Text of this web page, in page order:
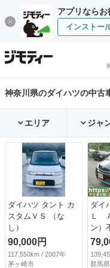
アプリならお
インストー
神奈川県のダイハツの中古
エリア ジャ
ダイハツ タント カ
スタムＶＳ （な
し）
90,000円
117,550km / 2007年
茅ヶ崎市
ダイ
Ｌ
ン）
ス ベ
ルフ
アバ
群馬